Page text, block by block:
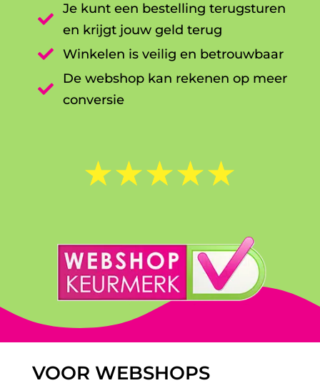

Je kunt een bestelling terugsturen
en krijgt jouw geld terug

Winkelen is veilig en betrouwbaar

De webshop kan rekenen op meer
conversie
☆☆☆☆☆
VOOR WEBSHOPS